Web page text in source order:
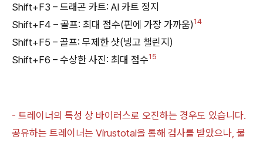
Shift+F3 – 드래곤 카트: AI 카트 정지
Shift+F4 – 골프: 최대 점수(핀에 가장 가까움)14
Shift+F5 – 골프: 무제한 샷(빙고 챌린지)
Shift+F6 – 수상한 사진: 최대 점수15
- 트레이너의 특성 상 바이러스로 오진하는 경우도 있습니다.
공유하는 트레이너는 Virustotal을 통해 검사를 받았으나, 불